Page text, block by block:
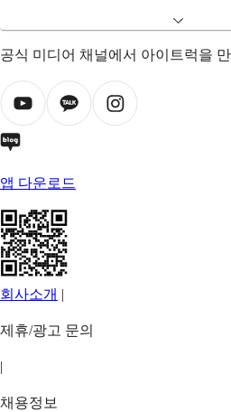
공식 미디어 채널에서 아이트럭을
앱 다운로드
회사소개 |
제휴/광고 문의
|
채용정보